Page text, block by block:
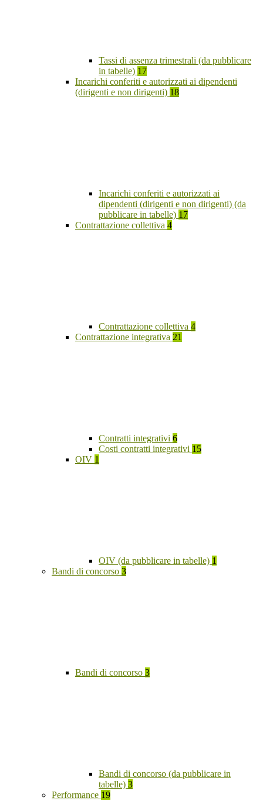
Tassi di assenza trimestrali (da pubblicare
in tabelle) 17
Incarichi conferiti e autorizzati ai dipendenti
(dirigenti e non dirigenti) 18
Incarichi conferiti e autorizzati ai
dipendenti (dirigenti e non dirigenti) (da
pubblicare in tabelle) 17
Contrattazione collettiva 4
Contrattazione collettiva 4
Contrattazione integrativa 21
Contratti integrativi 6
Costi contratti integrativi 15
OIV 1
OIV (da pubblicare in tabelle) 1
Bandi di concorso 3
Bandi di concorso 3
Bandi di concorso (da pubblicare in
tabelle) 3
Performance 19